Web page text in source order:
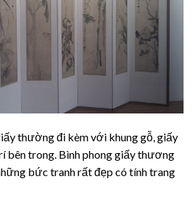
thường đi kèm với khung gỗ, giấy
bên trong. Bình phong giấy thương
bức tranh rất đẹp có tính trang